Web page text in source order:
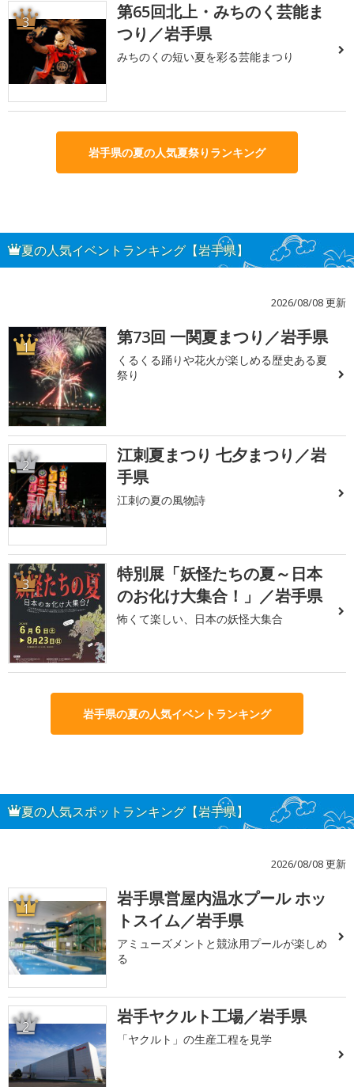
3
第65回北上・みちのく芸能ま
つり／岩手県
みちのくの短い夏を彩る芸能まつり
岩手県の夏の人気夏祭りランキング
夏の人気イベントランキング【岩手県】
2026/08/08 更新
1 第73回 一関夏まつり／岩手県
くるくる踊りや花火が楽しめる歴史ある夏
祭り
2
江刺夏まつり 七夕まつり／岩
手県
江刺の夏の風物詩
3
特別展「妖怪たちの夏～日本
のお化け大集合！」／岩手県
怖くて楽しい、日本の妖怪大集合
岩手県の夏の人気イベントランキング
夏の人気スポットランキング【岩手県】
2026/08/08 更新
1
岩手県営屋内温水プール ホッ
トスイム／岩手県
アミューズメントと競泳用プールが楽しめ
る
2 岩手ヤクルト工場／岩手県
「ヤクルト」の生産工程を見学